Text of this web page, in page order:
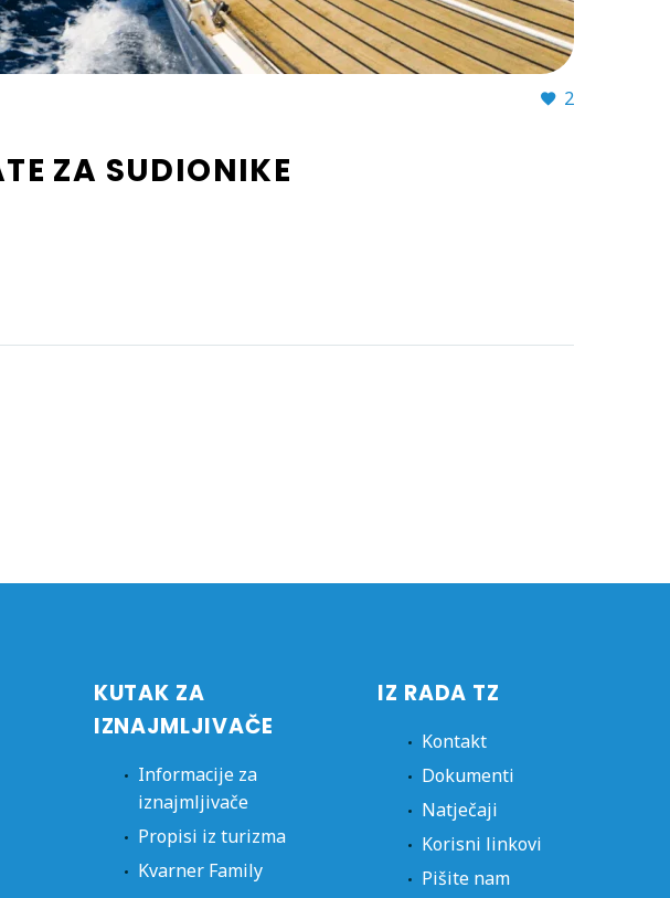
2
ZA SUDIONIKE
KUTAK ZA
IZNAJMLJIVAČE
Informacije za
iznajmljivače
Propisi iz turizma
Kvarner Family
IZ RADA TZ
Kontakt
Dokumenti
Natječaji
Korisni linkovi
Pišite nam